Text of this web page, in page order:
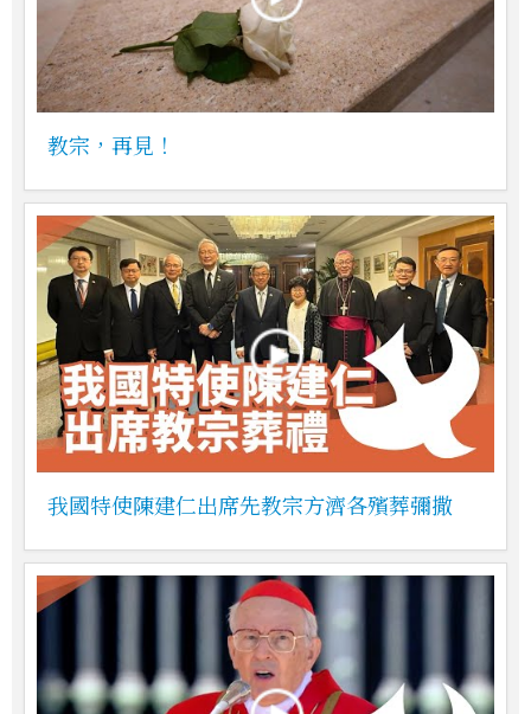
教宗，再見！
我國特使陳建仁出席先教宗方濟各殯葬彌撒